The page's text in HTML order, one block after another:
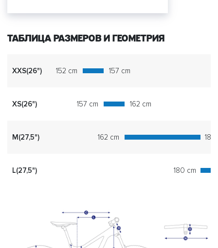
ТАБЛИЦА РАЗМЕРОВ И ГЕОМЕТРИЯ
XXS(26") 152 cm 157 cm
XS(26") 157 cm 162 cm
M(27,5") 162 cm 180
L(27,5") 180 cm